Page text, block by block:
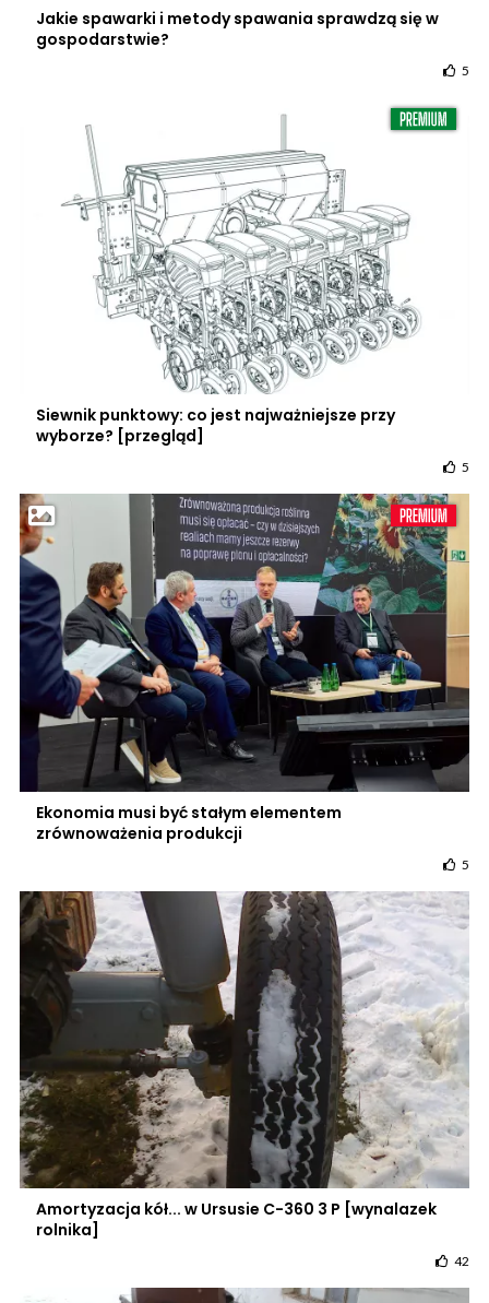
Jakie spawarki i metody spawania sprawdzą się w
gospodarstwie?
5
Siewnik punktowy: co jest najważniejsze przy
wyborze? [przegląd]
5
Ekonomia musi być stałym elementem
zrównoważenia produkcji
5
Amortyzacja kół... w Ursusie C-360 3 P [wynalazek
rolnika]
42